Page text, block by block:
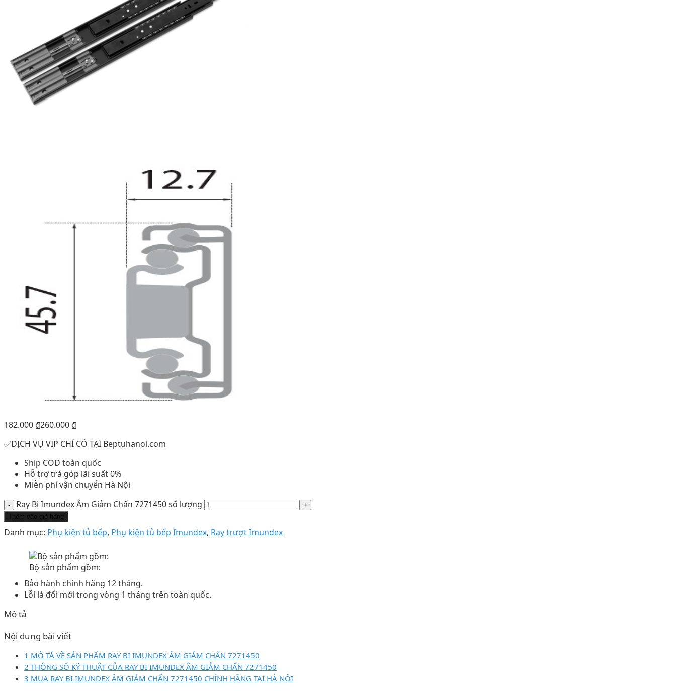
182.000 ₫260.000₫
✅DỊCH VỤ VIP CHỈ CÓ TẠI Beptuhanoi.com
Ship COD toàn quốc
Hỗ trợ trả góp lãi suất 0%
Miễn phí vận chuyển Hà Nội
Ray Bi Imundex Âm Giảm Chấn 7271450 số lượng
Thêm vào giỏ hàng
Danh mục: Phụ kiện tủ bếp, Phụ kiện tủ bếp Imundex, Ray trượt Imundex
Bộ sản phẩm gồm:
Bảo hành chính hãng 12 tháng.
Lỗi là đổi mới trong vòng 1 tháng trên toàn quốc.
Mô tả
Nội dung bài viết
1 MÔ TẢ VỀ SẢN PHẨM RAY BI IMUNDEX ÂM GIẢM CHẤN 7271450
2 THÔNG SỐ KỸ THUẬT CỦA RAY BI IMUNDEX ÂM GIẢM CHẤN 7271450
3 MUA RAY BI IMUNDEX ÂM GIẢM CHẤN 7271450 CHÍNH HÃNG TẠI HÀ NỘI